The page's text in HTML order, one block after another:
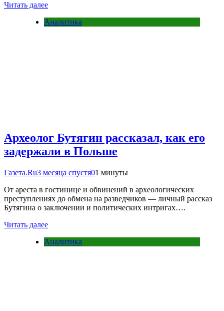
Читать далее
Аналитика
Археолог Бутягин рассказал, как его
задержали в Польше
Газета.Ru3 месяца спустя01 минуты
От ареста в гостинице и обвинений в археологических
преступлениях до обмена на разведчиков — личный рассказ
Бутягина о заключении и политических интригах….
Читать далее
Аналитика